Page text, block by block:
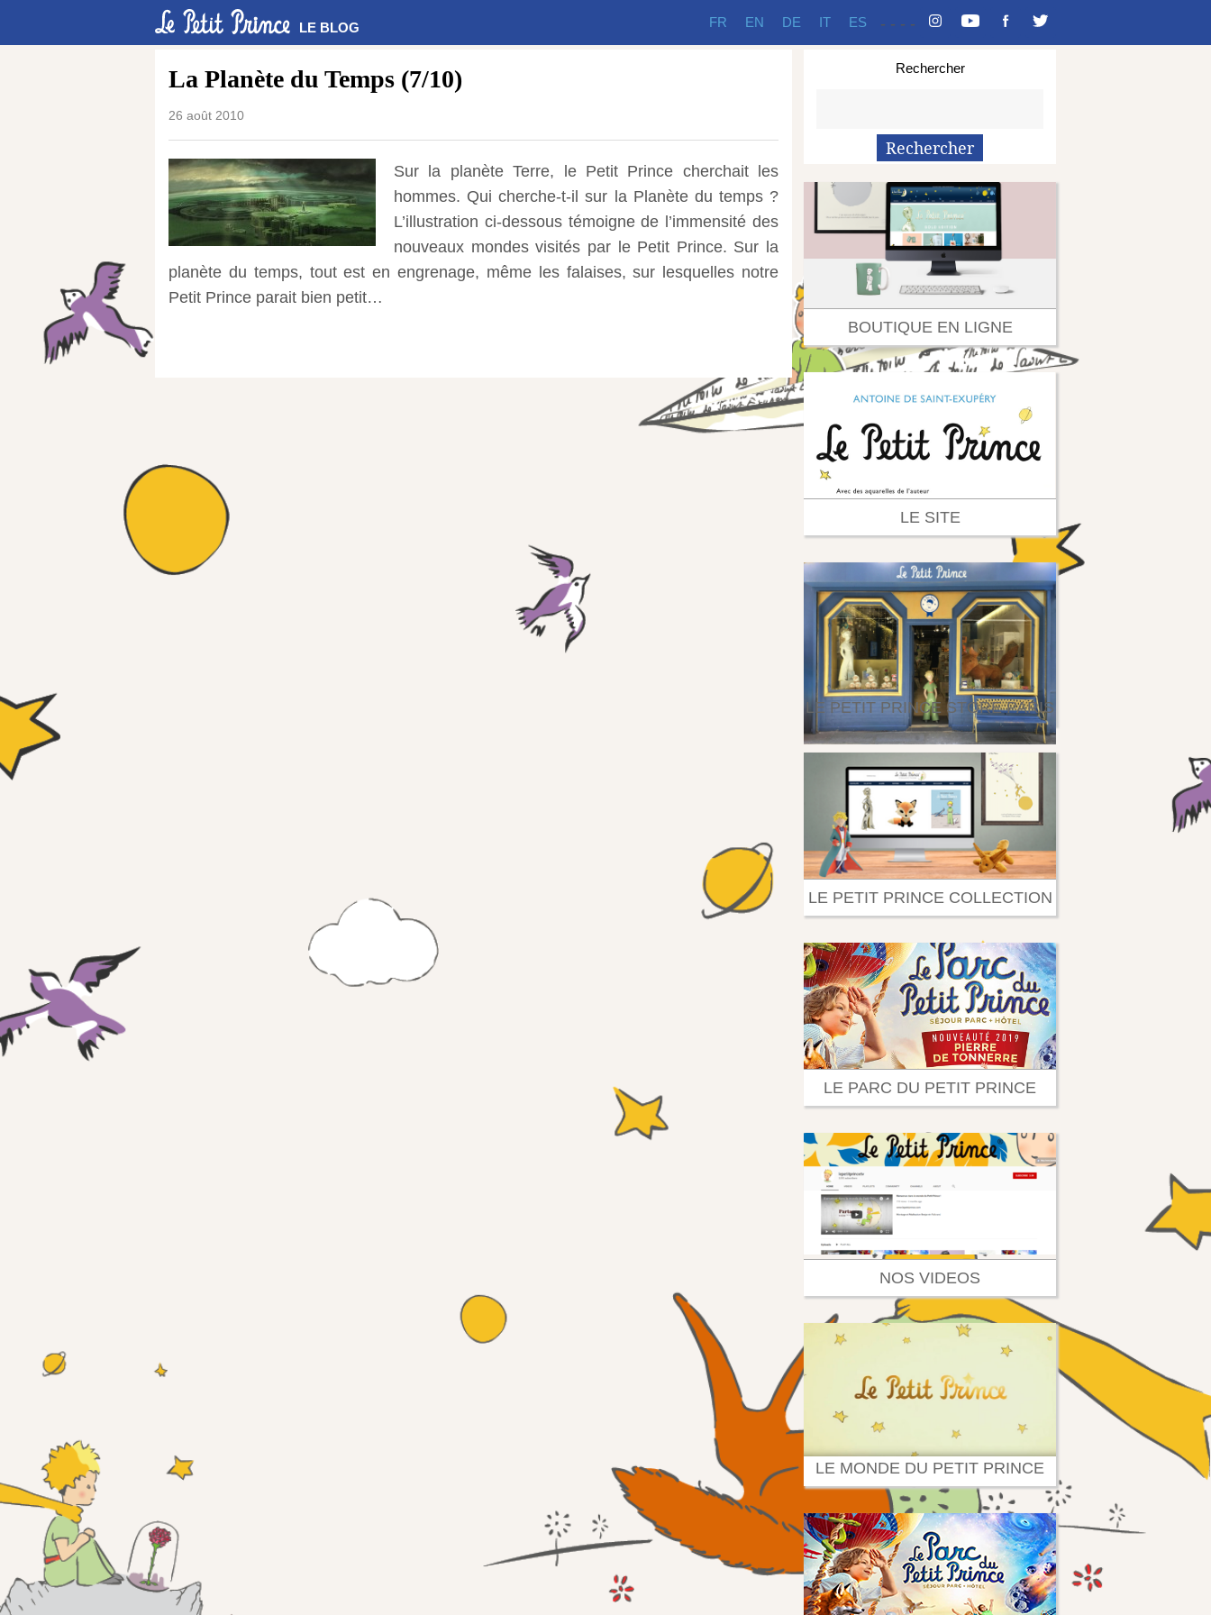
LE BLOG - - - -
FR EN DE IT ES
La Planète du Temps (7/10)
26 août 2010
Sur la planète Terre, le Petit Prince cherchait les
hommes. Qui cherche-t-il sur la Planète du temps ?
L’illustration ci-dessous témoigne de l’immensité des
nouveaux mondes visités par le Petit Prince. Sur la
planète du temps, tout est en engrenage, même les falaises, sur lesquelles notre
Petit Prince parait bien petit…
Rechercher
BOUTIQUE EN LIGNE
LE SITE
LE PETIT PRINCE STORE PARIS
LE PETIT PRINCE COLLECTION
LE PARC DU PETIT PRINCE
NOS VIDEOS
LE MONDE DU PETIT PRINCE